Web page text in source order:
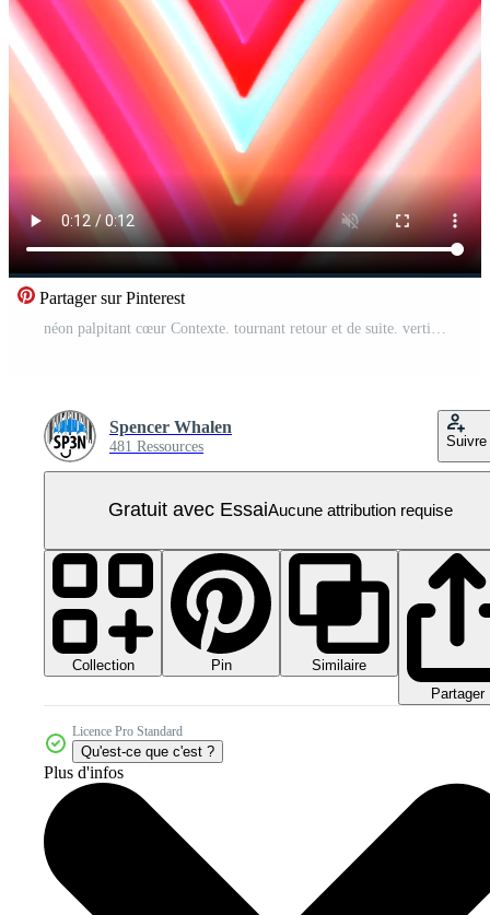
Partager sur Pinterest
Spencer Whalen
481 Ressources Suivre
Gratuit avec EssaiAucune attribution requise
Collection Pin
Similaire
Partager
Licence Pro Standard
Qu'est-ce que c'est ?
Plus d'infos